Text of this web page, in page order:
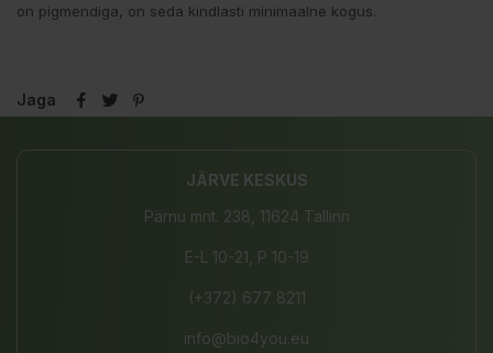
on pigmendiga, on seda kindlasti minimaalne kogus.
Jaga
JÄRVE KESKUS
Pärnu mnt. 238, 11624 Tallinn
E-L 10-21, P 10-19
(+372) 677 8211
info@bio4you.eu